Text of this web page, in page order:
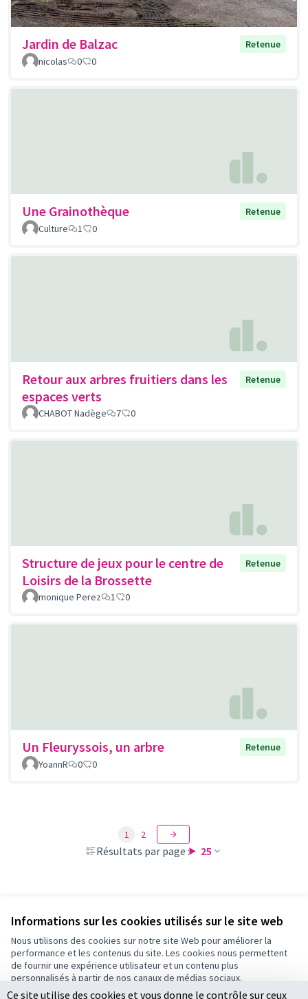
Informations sur les cookies utilisés sur le site web
Nous utilisons des cookies sur notre site Web pour améliorer la
performance et les contenus du site. Les cookies nous permettent
de fournir une expérience utilisateur et un contenu plus
personnalisés à partir de nos canaux de médias sociaux.
Tout accepter
Jardin de Balzac
Retenue
nicolas
0 0
Une Grainothèque
Retenue
Culture
1 0
Retour aux arbres fruitiers dans les
espaces verts
Retenue
CHABOT Nadège 7 0
Structure de jeux pour le centre de
Loisirs de la Brossette
Retenue
monique Perez 1 0
Un Fleuryssois, un arbre
Retenue
YoannR
0 0
Résultats par page : 25
1 2
Conditions d'utilisation
Paramètres des cookies
Ce site utilise des cookies et vous donne le contrôle sur ceux